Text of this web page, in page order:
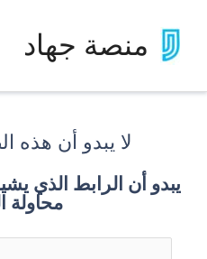
منصة جهاد
لا يبدو أن هذه
يبدو أن الرابط الذي
محاولة